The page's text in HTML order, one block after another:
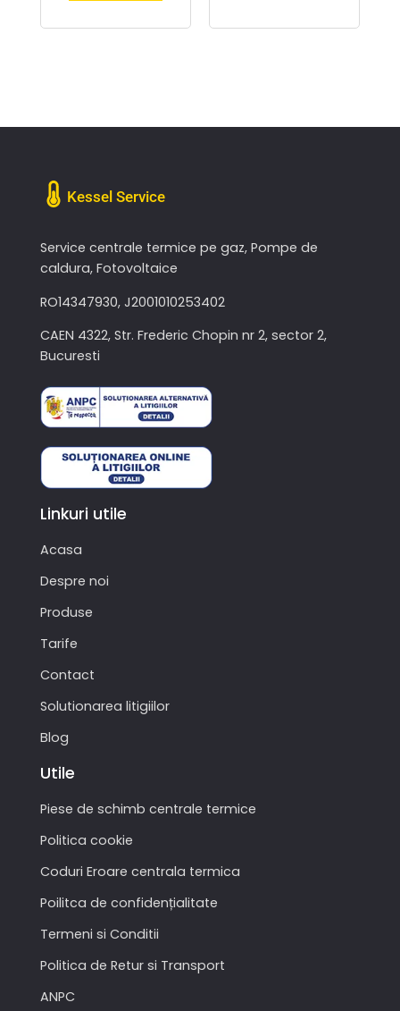
Kessel Service
Service centrale termice pe gaz, Pompe de
caldura, Fotovoltaice
RO14347930, J2001010253402
CAEN 4322, Str. Frederic Chopin nr 2, sector 2,
Bucuresti
Linkuri utile
Acasa
Despre noi
Produse
Tarife
Contact
Solutionarea litigiilor
Blog
Utile
Piese de schimb centrale termice
Politica cookie
Coduri Eroare centrala termica
Poilitca de confidențialitate
Termeni si Conditii
Politica de Retur si Transport
ANPC